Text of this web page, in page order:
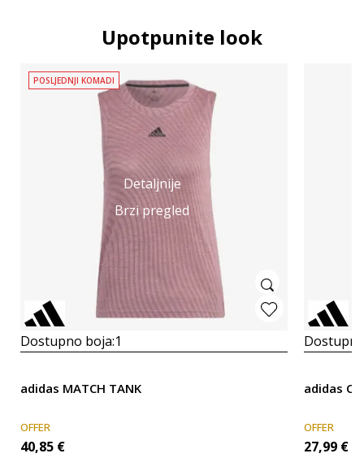
Upotpunite look
Detaljnije
Brzi pregled
POSLJEDNJI KOMADI
Dostupno boja:1
adidas MATCH TANK
OFFER
40,85 €
adidas
OFFER
27,99 €